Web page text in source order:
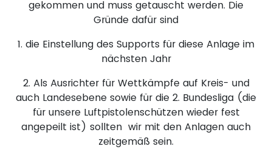
gekommen und muss getauscht werden. Die
Gründe dafür sind
1. die Einstellung des Supports für diese Anlage im
nächsten Jahr
2. Als Ausrichter für Wettkämpfe auf Kreis- und
auch Landesebene sowie für die 2. Bundesliga (die
für unsere Luftpistolenschützen wieder fest
angepeilt ist) sollten wir mit den Anlagen auch
zeitgemäß sein.